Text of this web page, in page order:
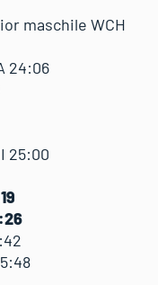
maschile WCH
24:06
25:00